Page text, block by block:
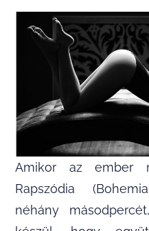
Amikor az ember
Rapszódia
néhány